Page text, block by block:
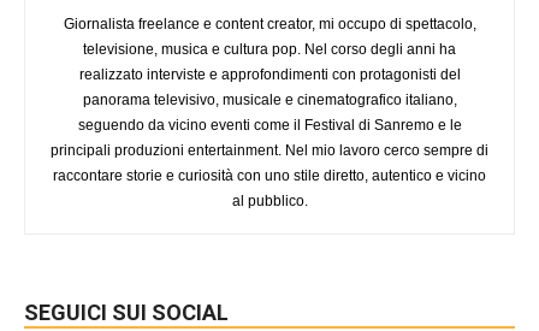
Giornalista freelance e content creator, mi occupo di spettacolo,
televisione, musica e cultura pop. Nel corso degli anni ha
realizzato interviste e approfondimenti con protagonisti del
panorama televisivo, musicale e cinematografico italiano,
seguendo da vicino eventi come il Festival di Sanremo e le
principali produzioni entertainment. Nel mio lavoro cerco sempre di
raccontare storie e curiosità con uno stile diretto, autentico e vicino
al pubblico.
SEGUICI SUI SOCIAL